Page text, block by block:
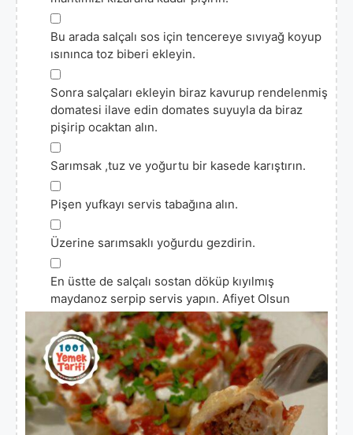
▢
Bu arada salçalı sos için tencereye sıvıyağ koyup
ısınınca toz biberi ekleyin.
▢
Sonra salçaları ekleyin biraz kavurup rendelenmiş
domatesi ilave edin domates suyuyla da biraz
pişirip ocaktan alın.
▢
Sarımsak ,tuz ve yoğurtu bir kasede karıştırın.
▢
Pişen yufkayı servis tabağına alın.
▢
Üzerine sarımsaklı yoğurdu gezdirin.
▢
En üstte de salçalı sostan döküp kıyılmış
maydanoz serpip servis yapın. Afiyet Olsun